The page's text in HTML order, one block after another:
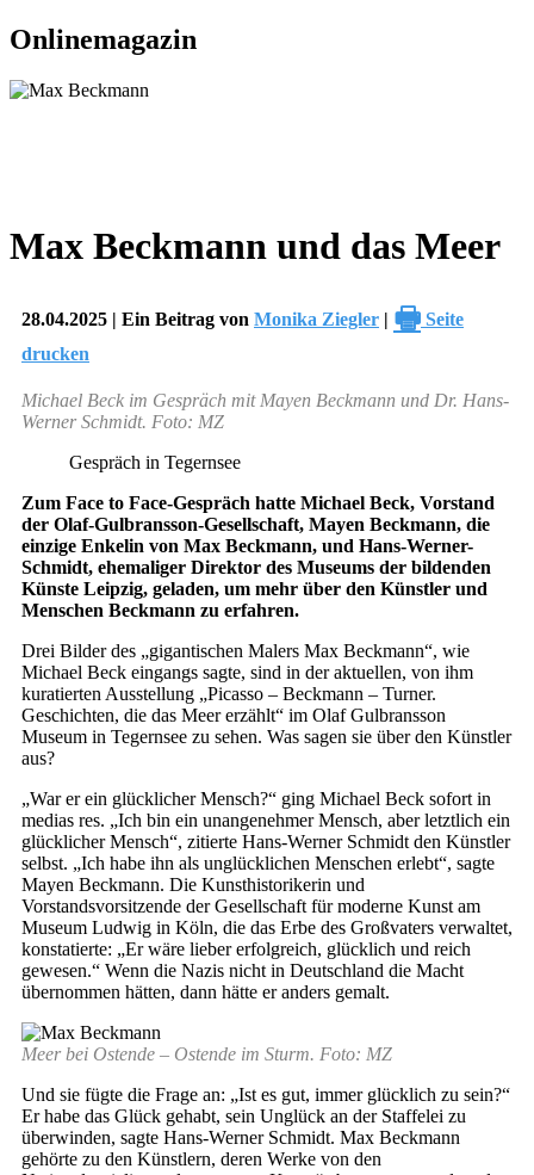
Onlinemagazin
Max Beckmann und das Meer
28.04.2025 | Ein Beitrag von Monika Ziegler | 🖶 Seite
drucken
Michael Beck im Gespräch mit Mayen Beckmann und Dr. Hans-
Werner Schmidt. Foto: MZ
Gespräch in Tegernsee
Zum Face to Face-Gespräch hatte Michael Beck, Vorstand
der Olaf-Gulbransson-Gesellschaft, Mayen Beckmann, die
einzige Enkelin von Max Beckmann, und Hans-Werner-
Schmidt, ehemaliger Direktor des Museums der bildenden
Künste Leipzig, geladen, um mehr über den Künstler und
Menschen Beckmann zu erfahren.
Drei Bilder des „gigantischen Malers Max Beckmann“, wie
Michael Beck eingangs sagte, sind in der aktuellen, von ihm
kuratierten Ausstellung „Picasso – Beckmann – Turner.
Geschichten, die das Meer erzählt“ im Olaf Gulbransson
Museum in Tegernsee zu sehen. Was sagen sie über den Künstler
aus?
„War er ein glücklicher Mensch?“ ging Michael Beck sofort in
medias res. „Ich bin ein unangenehmer Mensch, aber letztlich ein
glücklicher Mensch“, zitierte Hans-Werner Schmidt den Künstler
selbst. „Ich habe ihn als unglücklichen Menschen erlebt“, sagte
Mayen Beckmann. Die Kunsthistorikerin und
Vorstandsvorsitzende der Gesellschaft für moderne Kunst am
Museum Ludwig in Köln, die das Erbe des Großvaters verwaltet,
konstatierte: „Er wäre lieber erfolgreich, glücklich und reich
gewesen.“ Wenn die Nazis nicht in Deutschland die Macht
übernommen hätten, dann hätte er anders gemalt.
Meer bei Ostende – Ostende im Sturm. Foto: MZ
Und sie fügte die Frage an: „Ist es gut, immer glücklich zu sein?“
Er habe das Glück gehabt, sein Unglück an der Staffelei zu
überwinden, sagte Hans-Werner Schmidt. Max Beckmann
gehörte zu den Künstlern, deren Werke von den